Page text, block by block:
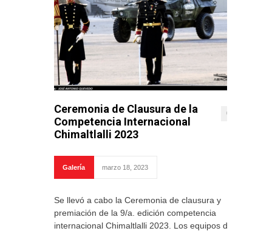
Ceremonia de Clausura de la
Competencia Internacional
Chimaltlalli 2023
0
Galería marzo 18, 2023
Se llevó a cabo la Ceremonia de clausura y
premiación de la 9/a. edición competencia
internacional Chimaltlalli 2023. Los equipos del